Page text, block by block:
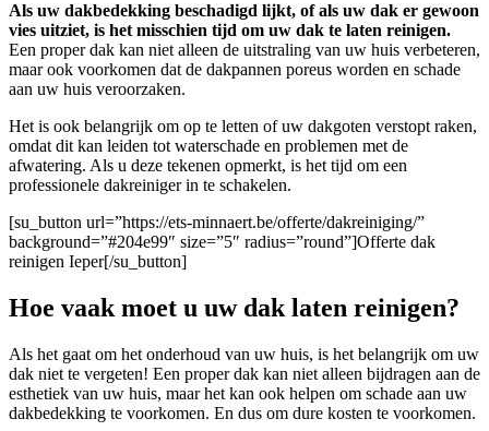
Als uw dakbedekking beschadigd lijkt, of als uw dak er gewoon
vies uitziet, is het misschien tijd om uw dak te laten reinigen.
Een proper dak kan niet alleen de uitstraling van uw huis verbeteren,
maar ook voorkomen dat de dakpannen poreus worden en schade
aan uw huis veroorzaken.
Het is ook belangrijk om op te letten of uw dakgoten verstopt raken,
omdat dit kan leiden tot waterschade en problemen met de
afwatering. Als u deze tekenen opmerkt, is het tijd om een
professionele dakreiniger in te schakelen.
[su_button url=”https://ets-minnaert.be/offerte/dakreiniging/”
background=”#204e99″ size=”5″ radius=”round”]Offerte dak
reinigen Ieper[/su_button]
Hoe vaak moet u uw dak laten reinigen?
Als het gaat om het onderhoud van uw huis, is het belangrijk om uw
dak niet te vergeten! Een proper dak kan niet alleen bijdragen aan de
esthetiek van uw huis, maar het kan ook helpen om schade aan uw
dakbedekking te voorkomen. En dus om dure kosten te voorkomen.